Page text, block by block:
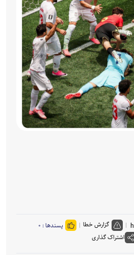
گزارش خطا پسندها : ۰
اشتراک گذاری